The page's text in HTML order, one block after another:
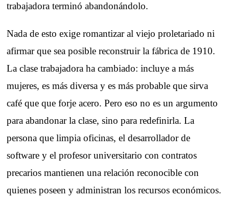
trabajadora terminó abandonándolo.
Nada de esto exige romantizar al viejo proletariado ni
afirmar que sea posible reconstruir la fábrica de 1910.
La clase trabajadora ha cambiado: incluye a más
mujeres, es más diversa y es más probable que sirva
café que que forje acero. Pero eso no es un argumento
para abandonar la clase, sino para redefinirla. La
persona que limpia oficinas, el desarrollador de
software y el profesor universitario con contratos
precarios mantienen una relación reconocible con
quienes poseen y administran los recursos económicos.